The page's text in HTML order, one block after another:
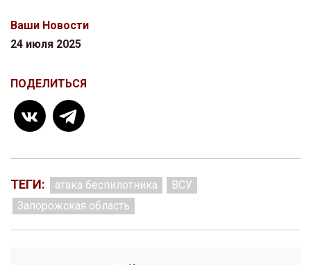
Ваши Новости
24 июля 2025
ПОДЕЛИТЬСЯ
ТЕГИ: атака беспилотника
ВСУ
Запорожская область